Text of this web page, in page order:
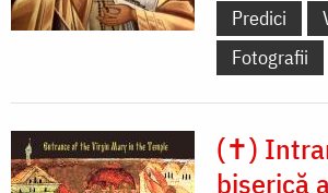
Predici
Fotografii
(✝)
biserică